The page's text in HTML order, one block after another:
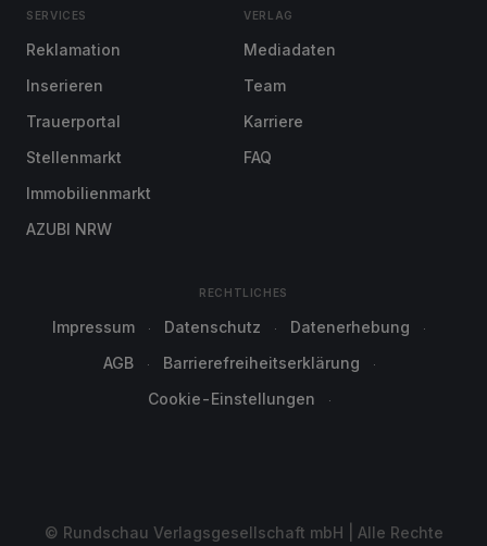
SERVICES
Reklamation
Inserieren
Trauerportal
Stellenmarkt
Immobilienmarkt
AZUBI NRW
VERLAG
Mediadaten
Team
Karriere
FAQ
RECHTLICHES
Impressum Datenschutz
Datenerhebung
AGB
Barrierefreiheitserklärung
Cookie-Einstellungen
© Rundschau Verlagsgesellschaft mbH | Alle Rechte